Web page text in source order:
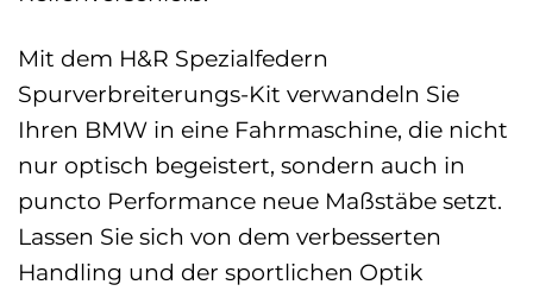
Mit dem H&R Spezialfedern
Spurverbreiterungs-Kit verwandeln Sie
Ihren BMW in eine Fahrmaschine, die nicht
nur optisch begeistert, sondern auch in
puncto Performance neue Maßstäbe setzt.
Lassen Sie sich von dem verbesserten
Handling und der sportlichen Optik